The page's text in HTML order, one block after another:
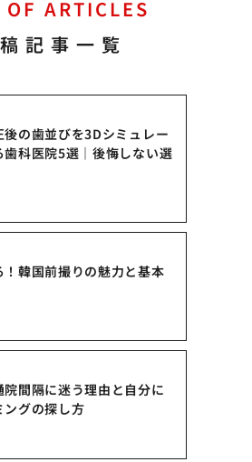
ARTICLES
記事一覧
の歯並びを3Dシミュレー
歯科医院5選｜後悔しない選
！韓国前撮りの魅力と基本
間隔に迷う理由と自分に
グの探し方